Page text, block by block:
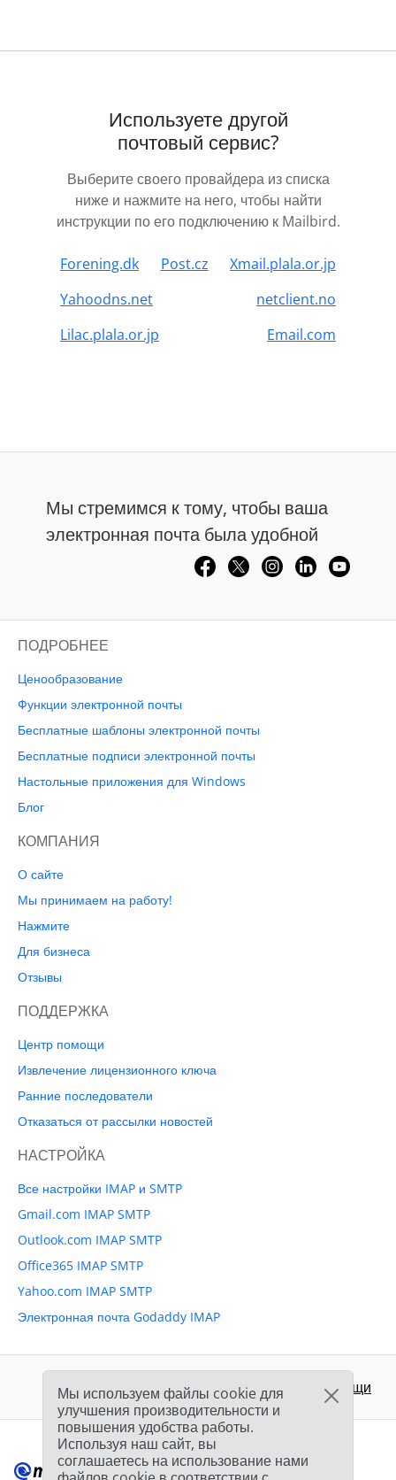
Используете другой
почтовый сервис?
Выберите своего провайдера из списка
ниже и нажмите на него, чтобы найти
инструкции по его подключению к Mailbird.
Forening.dk Post.cz
Xmail.plala.or.jp
Yahoodns.net
netclient.no
Lilac.plala.or.jp
Email.com
Мы стремимся к тому, чтобы ваша
электронная почта была удобной
ПОДРОБНЕЕ
Ценообразование
Функции электронной почты
Бесплатные шаблоны электронной почты
Бесплатные подписи электронной почты
Настольные приложения для Windows
Блог
КОМПАНИЯ
О сайте
Мы принимаем на работу!
Нажмите
Для бизнеса
Отзывы
ПОДДЕРЖКА
Центр помощи
Извлечение лицензионного ключа
Ранние последователи
Отказаться от рассылки новостей
НАСТРОЙКА
Все настройки IMAP и SMTP
Gmail.com IMAP SMTP
Outlook.com IMAP SMTP
Office365 IMAP SMTP
Yahoo.com IMAP SMTP
Электронная почта Godaddy IMAP
Поддержка:Центр помощи
Мы используем файлы cookie для
улучшения производительности и
повышения удобства работы.
Используя наш сайт, вы
соглашаетесь на использование нами